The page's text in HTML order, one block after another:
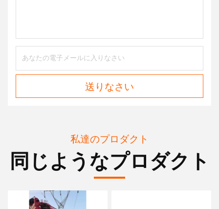
送りなさい
私達のプロダクト
同じようなプロダクト